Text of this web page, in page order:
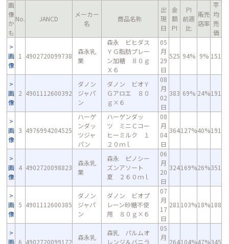
画
像
か
も
No. JANCD
メーカー
名
商品名称
出
現
日
金
額
PI
PI
前週
比
販売
店率
平
均
売
価
画
像
1 4902720099738
森永乳
業
森永 ビヒダス
ＹＧ脂肪プレー
ン加糖 ８０ｇ
Ｘ６
05
月
29
日
525 94% 9% 151
画
像
2 4901112600392
ダノン
ジャパ
ン
ダノン ビオＹ
Ｇアロエ ８０
ｇ×６
08
月
02
日
383 69% 24%191
画
像
3 4976994204525
ハーゲ
ンダッ
ツジャ
パン
ハーゲンダッ
ツ ミニＣコー
ヒーミルク １
２０ｍｌ
08
月
04
日
364127%40%191
画
像
4 4902720098823
森永乳
業
森永 ピノシー
ズンアソート
夏 ２６０ｍｌ
06
月
20
日
324169%26%351
画
像
5 4901112600385
ダノン
ジャパ
ン
ダノン ビオプ
レーン砂糖不使
用 ８０ｇ×６
07
月
17
日
281 103%18%188
画 6 4902720099172
森永乳
森乳 パルムオ
レンジ＆バニラ
05
月
264104%47%345